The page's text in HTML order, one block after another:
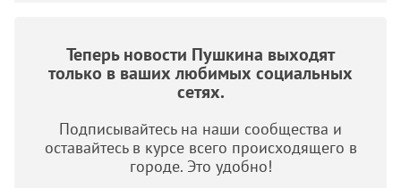
Теперь новости Пушкина выходят
только в ваших любимых социальных
сетях.
Подписывайтесь на наши сообщества и
оставайтесь в курсе всего происходящего в
городе. Это удобно!